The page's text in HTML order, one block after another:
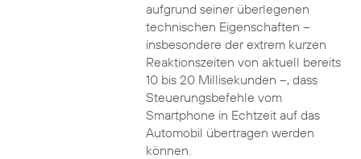
aufgrund seiner überlegenen
technischen Eigenschaften –
insbesondere der extrem kurzen
Reaktionszeiten von aktuell bereits
10 bis 20 Millisekunden –, dass
Steuerungsbefehle vom
Smartphone in Echtzeit auf das
Automobil übertragen werden
können.